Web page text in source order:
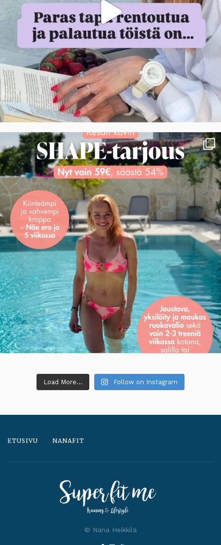
Load More... Follow on Instagram
ETUSIVU NANAFIT
© Nana Heikkilä